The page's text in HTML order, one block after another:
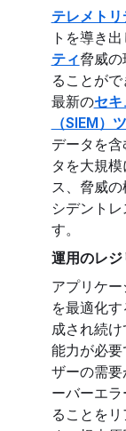
テレメトリ
トを導き
ティ脅威
ることがで
最新のセキ
（SIEM）
データを
タを大規
ス、脅威
シデント
す。
運用のレ
アプリケ
を最適化
成され続け
能力が必
ザーの需
ーバーエ
ることを